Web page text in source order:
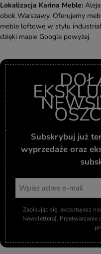
Lokalizacja Karina Meble:
obok Warszawy. Oferujemy
meble loftowe w stylu
dzięki mapie Google powyżej.
Subskrybuj już
wyprzedaże oraz
Zapisując się, akceptujesz
Newslettera). Przetwarzanie